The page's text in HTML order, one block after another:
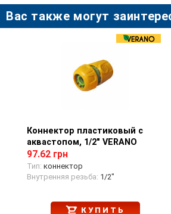
Вас также могут
Просмотр товара
Коннектор пластиковый с
аквастопом, 1/2" VERANO
97.62 грн
Тип: коннектор
Внутренняя резьба: 1/2"
КУПИТЬ